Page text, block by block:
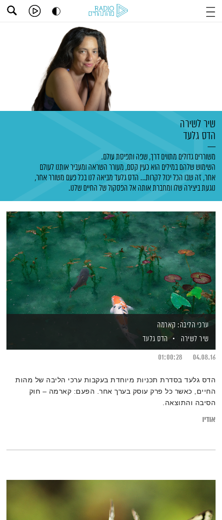
שיר לשירה
הדס גלעד
משוררים גדולים מתווים דרך, שפה ותפיסת עולם.
השימוש שלהם במילים הוא כעין קסם, מעורר השראה ומעביר אותנו לעולם
אחר, זה שבו הכל יכול לקרות… הדס גלעד מביאה לנו בכל פעם משורר אחר,
נוגעת ביצירה שלו ומחברת אותה אל הפסקול של החיים שלנו.
ערכי הליבה: קארמה
שיר לשירה
הדס גלעד
04.08.16
01:00:28
הדס גלעד בסדרת תכניות מיוחדת בעקבות ערכי הליבה של מהות
החיים, כאשר כל פרק עוסק בערך אחר. הפעם: קארמה – חוק
הסיבה והתוצאה.
אודיו